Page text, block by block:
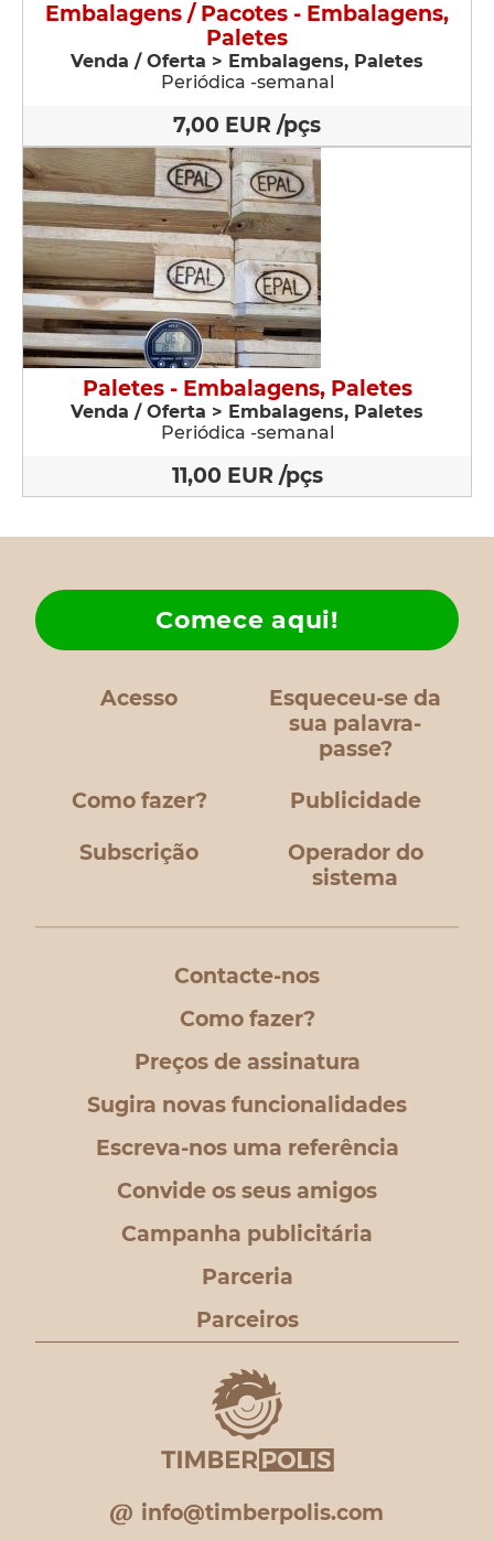
Embalagens / Pacotes - Embalagens,
Paletes
Venda / Oferta > Embalagens, Paletes
Periódica -semanal
7,00 EUR /pçs
Paletes - Embalagens, Paletes
Venda / Oferta > Embalagens, Paletes
Periódica -semanal
11,00 EUR /pçs
Acesso
Esqueceu-se da
sua palavra-
passe?
Como fazer?
Comece aqui!
Publicidade
Subscrição
Operador do
sistema
Contacte-nos
Como fazer?
Preços de assinatura
Sugira novas funcionalidades
Escreva-nos uma referência
Convide os seus amigos
Campanha publicitária
Parceria
Parceiros
info@timberpolis.com